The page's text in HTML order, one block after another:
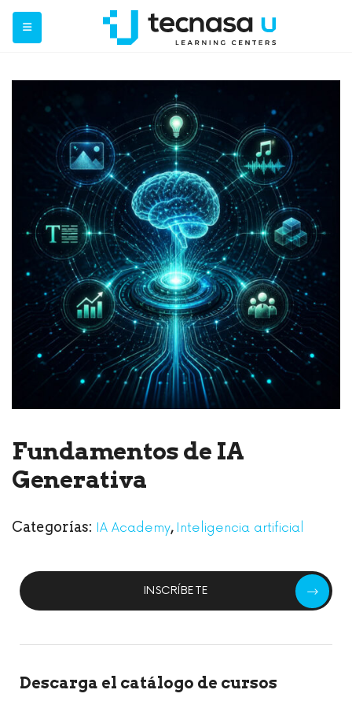
Fundamentos de IA
Generativa
Categorías: IA Academy, Inteligencia artificial
INSCRÍBETE
Descarga el catálogo de cursos